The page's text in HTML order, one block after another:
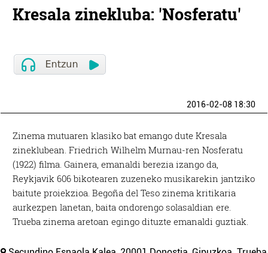
Kresala zinekluba: 'Nosferatu'
2016-02-08 18:30
Zinema mutuaren klasiko bat emango dute Kresala
zineklubean.Friedrich Wilhelm Murnau-ren Nosferatu
(1922) filma. Gainera, emanaldi berezia izango da,
Reykjavik 606 bikotearen zuzeneko musikarekin jantziko
baitute proiekzioa. Begoña del Teso zinema kritikaria
aurkezpen lanetan, baita ondorengo solasaldian ere.
Trueba zinema aretoan egingo dituzte emanaldi guztiak.